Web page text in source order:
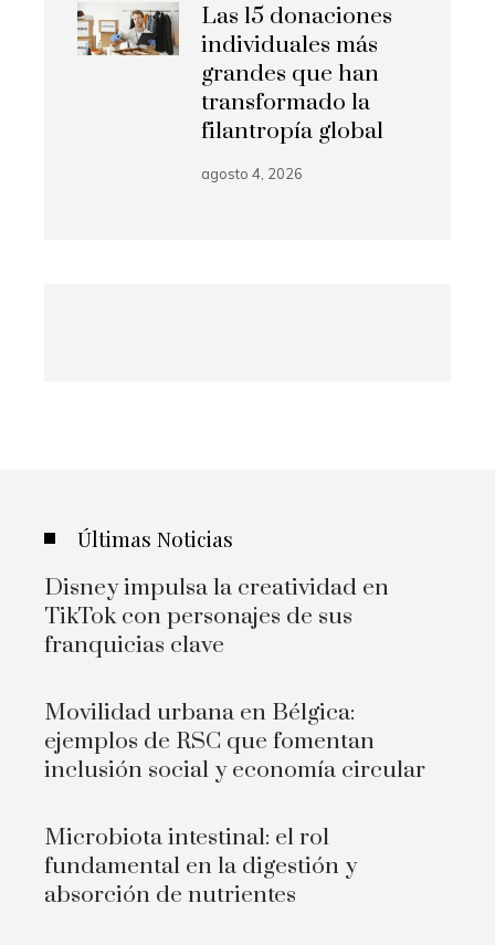
Las 15 donaciones
individuales más
grandes que han
transformado la
filantropía global
agosto 4, 2026
Últimas Noticias
Disney impulsa la creatividad en
TikTok con personajes de sus
franquicias clave
Movilidad urbana en Bélgica:
ejemplos de RSC que fomentan
inclusión social y economía circular
Microbiota intestinal: el rol
fundamental en la digestión y
absorción de nutrientes